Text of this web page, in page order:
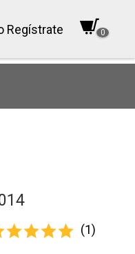
Regístrate 0
(1)